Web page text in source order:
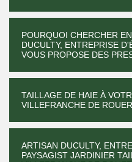
POURQUOI CHERCHER
DUCULTY, ENTREPRISE
VOUS PROPOSE DES
TAILLAGE DE HAIE À
VILLEFRANCHE DE
ARTISAN DUCULTY,
PAYSAGIST JARDINIER